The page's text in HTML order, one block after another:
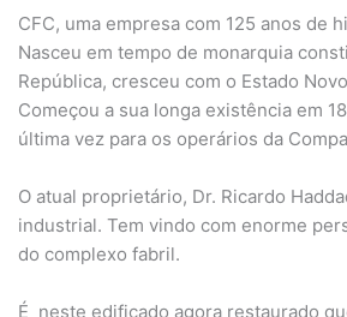
CFC, uma empresa com 125 anos de
Nasceu em tempo de monarquia
República, cresceu com o Estado
Começou a sua longa existência em
última vez para os operários da
O atual proprietário, Dr. Ricardo
industrial. Tem vindo com enorme
do complexo fabril.
É neste edificado agora restaurado